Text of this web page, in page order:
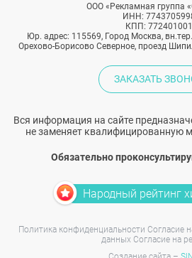
ООО «Рекламная группа
ИНН:
КПП: 772401001
Юр. адрес: 115569, Город Москва,
Орехово-Борисово Северное, проезд
ЗАКАЗАТЬ
Вся информация на сайте
не заменяет квалифицированную
Обязательно
Народный рейтинг
Политика конфиденциальности Согласие
данных Согласие на